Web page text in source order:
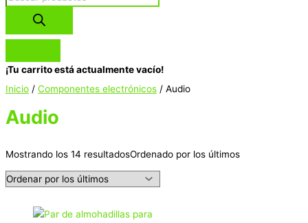
¡Tu carrito está actualmente vacío!
Inicio / Componentes electrónicos / Audio
Audio
Mostrando los 14 resultadosOrdenado por los últimos